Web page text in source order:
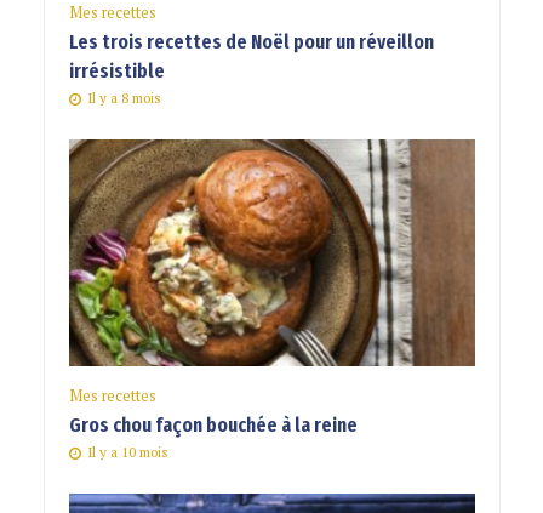
Mes recettes
Les trois recettes de Noël pour un réveillon
irrésistible
Il y a 8 mois
Mes recettes
Gros chou façon bouchée à la reine
Il y a 10 mois